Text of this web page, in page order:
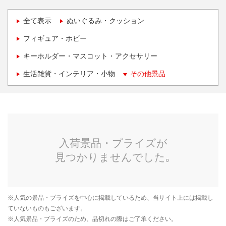
全て表示 ぬいぐるみ・クッション
フィギュア・ホビー
キーホルダー・マスコット・アクセサリー
生活雑貨・インテリア・小物 その他景品